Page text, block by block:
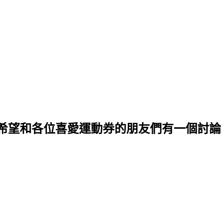
望和各位喜愛運動券的朋友們有一個討